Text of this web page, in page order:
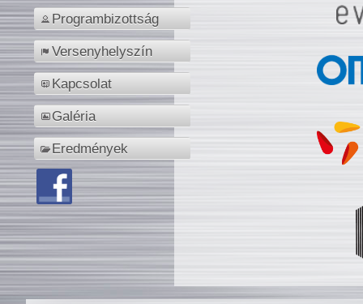
Programbizottság
Versenyhelyszín
Kapcsolat
Galéria
Eredmények